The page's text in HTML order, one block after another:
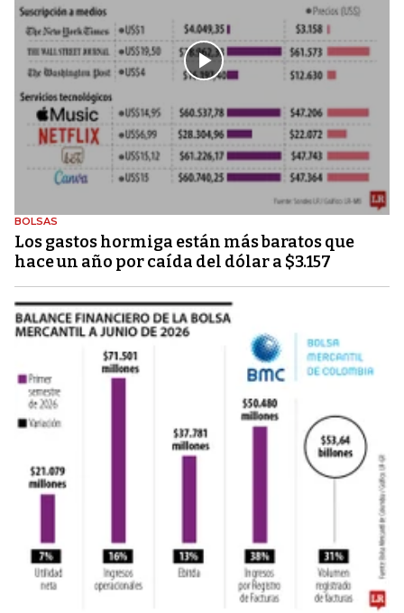
BOLSAS
Los gastos hormiga están más baratos que
hace un año por caída del dólar a $3.157